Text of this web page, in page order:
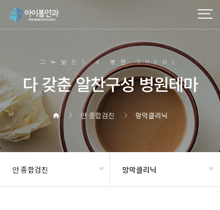
그누보드5.4 병원 THEME
다 갖춘 알찬구성 병원테마
안 종합검진 망막클리닉
안 종합검진 망막클리닉